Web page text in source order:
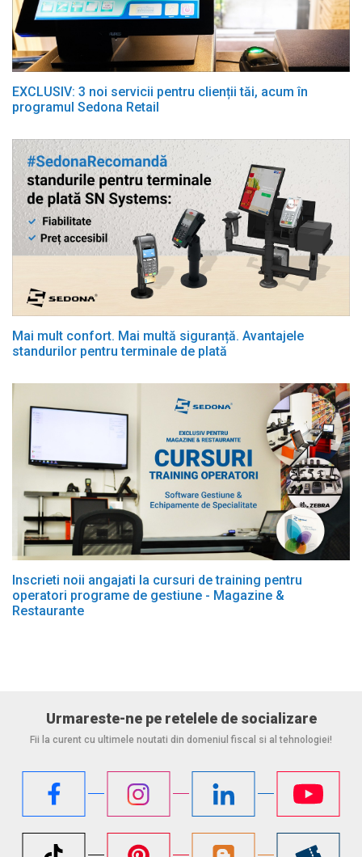
EXCLUSIV: 3 noi servicii pentru clienții tăi, acum în
programul Sedona Retail
Mai mult confort. Mai multă siguranță. Avantajele
standurilor pentru terminale de plată
Inscrieti noii angajati la cursuri de training pentru
operatori programe de gestiune - Magazine &
Restaurante
Urmareste-ne pe retelele de socializare
Fii la curent cu ultimele noutati din domeniul fiscal si al tehnologiei!